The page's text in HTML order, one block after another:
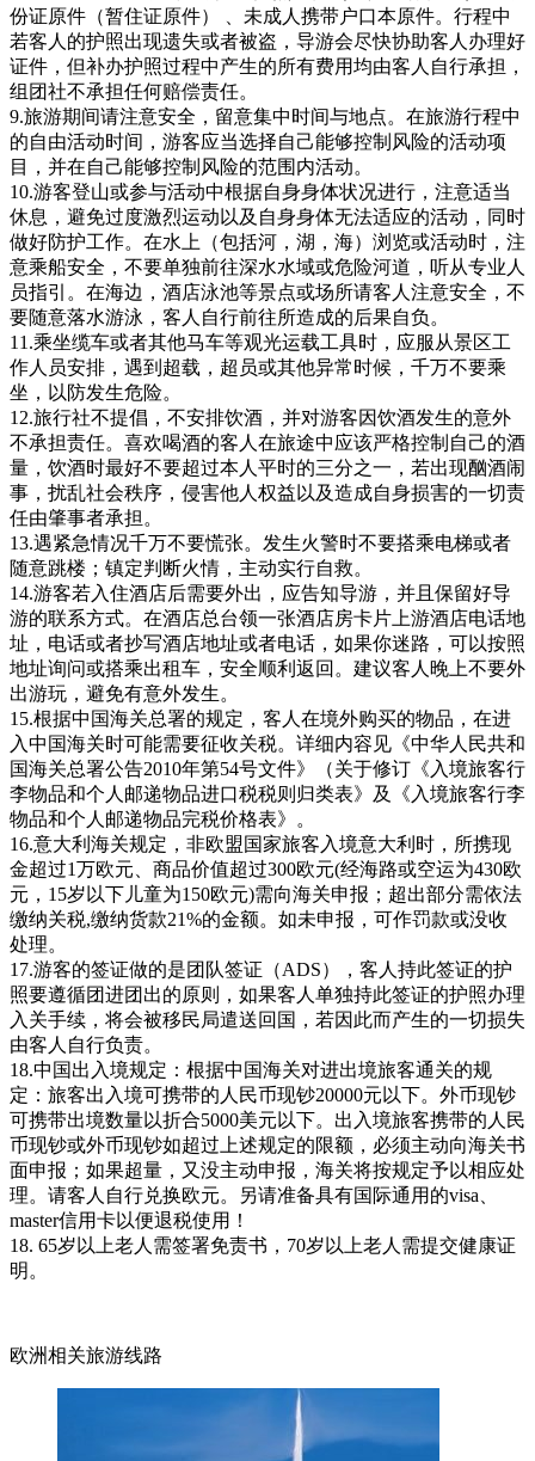
份证原件（暂住证原件） 、未成人携带户口本原件。行程中
若客人的护照出现遗失或者被盗，导游会尽快协助客人办理好
证件，但补办护照过程中产生的所有费用均由客人自行承担，
组团社不承担任何赔偿责任。
9.旅游期间请注意安全，留意集中时间与地点。在旅游行程中
的自由活动时间，游客应当选择自己能够控制风险的活动项
目，并在自己能够控制风险的范围内活动。
10.游客登山或参与活动中根据自身身体状况进行，注意适当
休息，避免过度激烈运动以及自身身体无法适应的活动，同时
做好防护工作。在水上（包括河，湖，海）浏览或活动时，注
意乘船安全，不要单独前往深水水域或危险河道，听从专业人
员指引。在海边，酒店泳池等景点或场所请客人注意安全，不
要随意落水游泳，客人自行前往所造成的后果自负。
11.乘坐缆车或者其他马车等观光运载工具时，应服从景区工
作人员安排，遇到超载，超员或其他异常时候，千万不要乘
坐，以防发生危险。
12.旅行社不提倡，不安排饮酒，并对游客因饮酒发生的意外
不承担责任。喜欢喝酒的客人在旅途中应该严格控制自己的酒
量，饮酒时最好不要超过本人平时的三分之一，若出现酗酒闹
事，扰乱社会秩序，侵害他人权益以及造成自身损害的一切责
任由肇事者承担。
13.遇紧急情况千万不要慌张。发生火警时不要搭乘电梯或者
随意跳楼；镇定判断火情，主动实行自救。
14.游客若入住酒店后需要外出，应告知导游，并且保留好导
游的联系方式。在酒店总台领一张酒店房卡片上游酒店电话地
址，电话或者抄写酒店地址或者电话，如果你迷路，可以按照
地址询问或搭乘出租车，安全顺利返回。建议客人晚上不要外
出游玩，避免有意外发生。
15.根据中国海关总署的规定，客人在境外购买的物品，在进
入中国海关时可能需要征收关税。详细内容见《中华人民共和
国海关总署公告2010年第54号文件》（关于修订《入境旅客行
李物品和个人邮递物品进口税税则归类表》及《入境旅客行李
物品和个人邮递物品完税价格表》。
16.意大利海关规定，非欧盟国家旅客入境意大利时，所携现
金超过1万欧元、商品价值超过300欧元(经海路或空运为430欧
元，15岁以下儿童为150欧元)需向海关申报；超出部分需依法
缴纳关税,缴纳货款21%的金额。如未申报，可作罚款或没收
处理。
17.游客的签证做的是团队签证（ADS），客人持此签证的护
照要遵循团进团出的原则，如果客人单独持此签证的护照办理
入关手续，将会被移民局遣送回国，若因此而产生的一切损失
由客人自行负责。
18.中国出入境规定：根据中国海关对进出境旅客通关的规
定：旅客出入境可携带的人民币现钞20000元以下。外币现钞
可携带出境数量以折合5000美元以下。出入境旅客携带的人民
币现钞或外币现钞如超过上述规定的限额，必须主动向海关书
面申报；如果超量，又没主动申报，海关将按规定予以相应处
理。请客人自行兑换欧元。另请准备具有国际通用的visa、
master信用卡以便退税使用！
18. 65岁以上老人需签署免责书，70岁以上老人需提交健康证
明。
欧洲相关旅游线路